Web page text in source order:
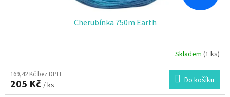
Cherubínka 750m Earth
Skladem (1 ks)
169,42 Kč bez DPH
205 Kč / ks Do košíku